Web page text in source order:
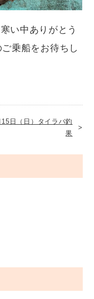
い中ありがとう
乗船をお待ちし
15日（日）タイラバ釣
果